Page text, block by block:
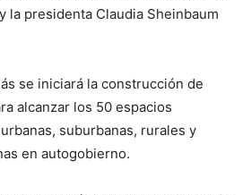
la presidenta Claudia Sheinbaum
se iniciará la construcción de
alcanzar los 50 espacios
suburbanas, rurales y
en autogobierno.